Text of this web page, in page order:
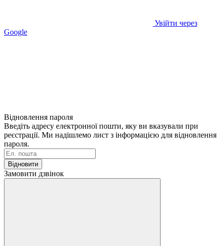
Увійти через
Google
Відновлення пароля
Введіть адресу електронної пошти, яку ви вказували при
реєстрації. Ми надішлемо лист з інформацією для відновлення
пароля.
Відновити
Замовити дзвінок